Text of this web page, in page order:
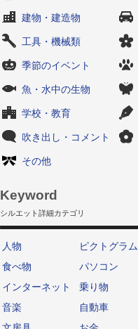
建物・建造物
工具・機械類
季節のイベント
魚・水中の生物
学校・教育
吹き出し・コメント
その他
Keyword
シルエット詳細カテゴリ
人物 ピクトグラム
食べ物
パソコン
インターネット
乗り物
音楽
自動車